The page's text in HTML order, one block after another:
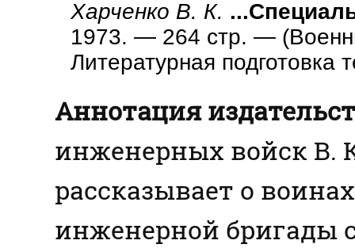
Харченко В. К.
1973. — 264 стр. —
Литературная подготовка
Аннотация
инженерных войск В.
рассказывает о
инженерной бригады